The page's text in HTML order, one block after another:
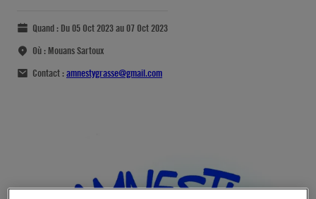
Quand : Du 05 Oct 2023 au 07 Oct 2023
Où : Mouans Sartoux
Contact :amnestygrasse@gmail.com